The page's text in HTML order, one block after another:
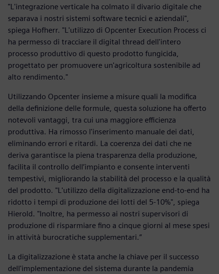
"L'integrazione verticale ha colmato il divario digitale che
separava i nostri sistemi software tecnici e aziendali",
spiega Hofherr. "L'utilizzo di Opcenter Execution Process ci
ha permesso di tracciare il digital thread dell'intero
processo produttivo di questo prodotto fungicida,
progettato per promuovere un'agricoltura sostenibile ad
alto rendimento."
Utilizzando Opcenter insieme a misure quali la modifica
della definizione delle formule, questa soluzione ha offerto
notevoli vantaggi, tra cui una maggiore efficienza
produttiva. Ha rimosso l'inserimento manuale dei dati,
eliminando errori e ritardi. La coerenza dei dati che ne
deriva garantisce la piena trasparenza della produzione,
facilita il controllo dell’impianto e consente interventi
tempestivi, migliorando la stabilità del processo e la qualità
del prodotto. "L'utilizzo della digitalizzazione end-to-end ha
ridotto i tempi di produzione dei lotti del 5-10%", spiega
Hierold. "Inoltre, ha permesso ai nostri supervisori di
produzione di risparmiare fino a cinque giorni al mese spesi
in attività burocratiche supplementari.”
La digitalizzazione è stata anche la chiave per il successo
dell'implementazione del sistema durante la pandemia